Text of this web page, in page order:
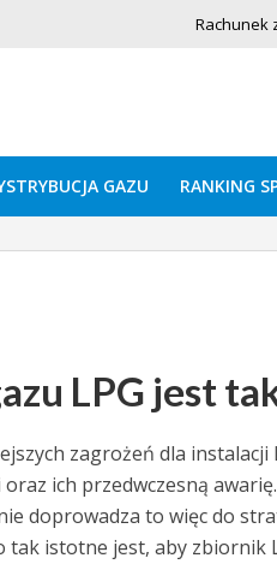
Rachunek
GAZU RANKING
LPG jest
zagrożeń dla instalacji
ich przedwczesną
doprowadza to więc do
istotne jest, aby zbiornik